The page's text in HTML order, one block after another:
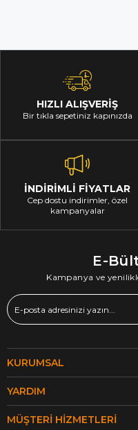
HIZLI ALIŞVERİŞ
Bir tıkla sepetiniz kapınızda
İNDİRİMLİ FİYATLAR
Cep dostu indirimler, özel
kampanyalar
E-
Kampanya ve
KURUMSAL
YARDIM
MÜŞTERI HIZMETLERI